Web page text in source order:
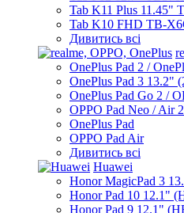
Tab K11 Plus 11.45"
Tab K10 FHD TB-
Дивитись всі
OnePlus Pad 2 /
OnePlus Pad 3 13.2"
OnePlus Pad Go 2 /
OPPO Pad Neo / Air
OnePlus Pad
OPPO Pad Air
Дивитись всі
Huawei
Honor MagicPad 3
Honor Pad 10 12.1"
Honor Pad 9 12.1"